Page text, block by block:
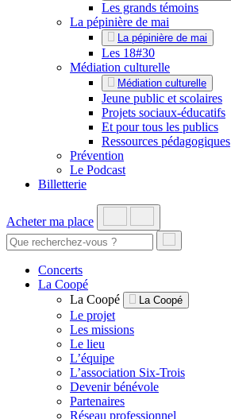
Les grands témoins
La pépinière de mai
La pépinière de mai
Les 18#30
Médiation culturelle
Médiation culturelle
Jeune public et scolaires
Projets sociaux-éducatifs
Et pour tous les publics
Ressources pédagogiques
Prévention
Le Podcast
Billetterie
Acheter ma place
Concerts
La Coopé
La Coopé
La Coopé
Le projet
Les missions
Le lieu
L’équipe
L’association Six-Trois
Devenir bénévole
Partenaires
Réseau professionnel